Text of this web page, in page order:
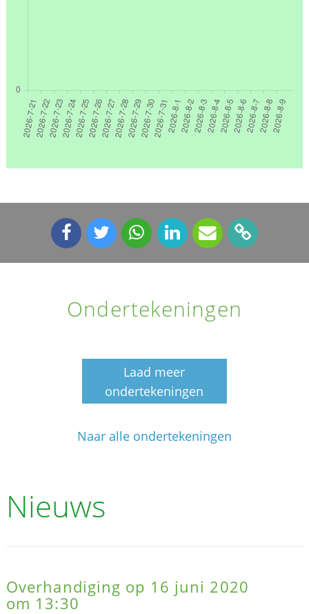
Ondertekeningen
Laad meer
ondertekeningen
Naar alle ondertekeningen
Nieuws
Overhandiging op 16 juni 2020
om 13:30